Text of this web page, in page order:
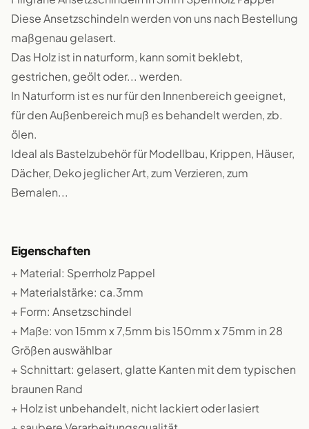
Diese Ansetzschindeln werden von uns nach Bestellung
maßgenau gelasert.
Das Holz ist in naturform, kann somit beklebt,
gestrichen, geölt oder... werden.
In Naturform ist es nur für den Innenbereich geeignet,
für den Außenbereich muß es behandelt werden, zb.
ölen.
Ideal als Bastelzubehör für Modellbau, Krippen, Häuser,
Dächer, Deko jeglicher Art, zum Verzieren, zum
Bemalen...
Eigenschaften
+ Material: Sperrholz Pappel
+ Materialstärke: ca.3mm
+ Form: Ansetzschindel
+ Maße: von 15mm x 7,5mm bis 150mm x 75mm in 28
Größen auswählbar
+ Schnittart: gelasert, glatte Kanten mit dem typischen
braunen Rand
+ Holz ist unbehandelt, nicht lackiert oder lasiert